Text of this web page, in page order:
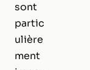
sont
partic
ulière
ment